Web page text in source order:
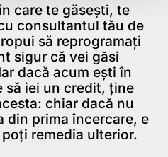
care te găseşti, te
consultantul tău de
să reprogramaţi
sigur că vei găsi
dacă acum eşti în
să iei un credit, ţine
chiar dacă nu
din prima încercare, e
remedia ulterior.